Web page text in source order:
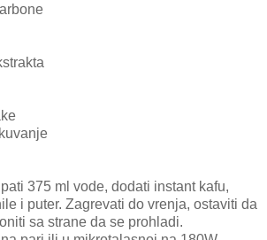
375 ml vode, dodati instant kafu,
i puter. Zagrevati do vrenja, ostaviti da
sa strane da se prohladi.